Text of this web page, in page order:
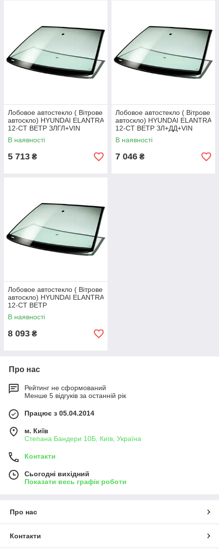
Лобовое автостекло ( Вітрове
автоскло) HYUNDAI ELANTRA
12-СТ ВЕТР ЗЛГЛ+VIN
В наявності
5 713 ₴
Лобовое автостекло ( Вітрове
автоскло) HYUNDAI ELANTRA
12-СТ ВЕТР ЗЛ+ДД+VIN
В наявності
7 046 ₴
Лобовое автостекло ( Вітрове
автоскло) HYUNDAI ELANTRA
12-СТ ВЕТР
ЗЛГЛ+ДД+ДT+VIN
В наявності
8 093 ₴
Про нас
Рейтинг не сформований
Менше 5 відгуків за останній рік
Працює з 05.04.2014
м. Київ
Степана Бандери 10Б, Київ, Україна
Контакти
Сьогодні вихідний
Показати весь графік роботи
Про нас
Контакти